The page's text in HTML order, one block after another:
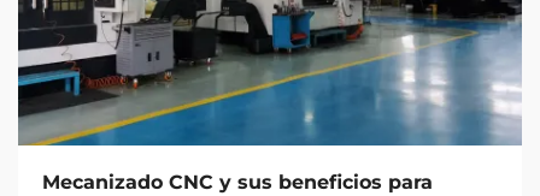
Mecanizado CNC y sus beneficios para